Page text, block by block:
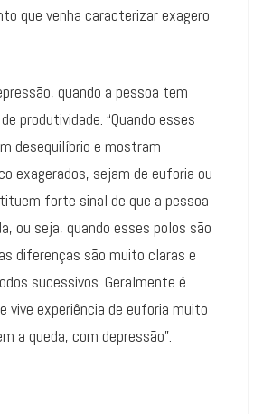
que venha caracterizar exagero
quando a pessoa tem
produtividade. “Quando esses
desequilíbrio e mostram
exagerados, sejam de euforia ou
forte sinal de que a pessoa
ou seja, quando esses polos são
diferenças são muito claras e
sucessivos. Geralmente é
vive experiência de euforia muito
a queda, com depressão”.